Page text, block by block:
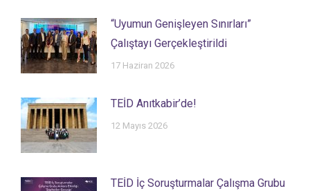
“Uyumun Genişleyen Sınırları”
Çalıştayı Gerçekleştirildi
17 Haziran 2026
TEİD Anıtkabir’de!
12 Mayıs 2026
TEİD İç Soruşturmalar Çalışma Grubu